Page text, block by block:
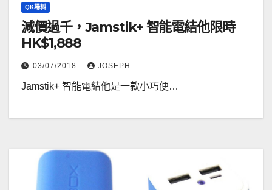
QK場料
減價過千，Jamstik+ 智能電結他限時
HK$1,888
03/07/2018 JOSEPH
Jamstik+ 智能電結他是一款小巧便…